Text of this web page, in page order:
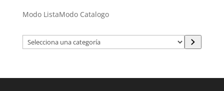
Modo ListaModo Catalogo
Selecciona
una